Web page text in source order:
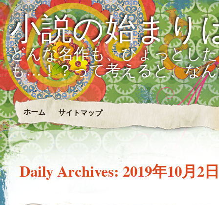
小説の始まり
どんな名作も、ひょっとし
も…！？って考えると、な
ホーム サイトマップ
Daily Archives:2019年10月2日